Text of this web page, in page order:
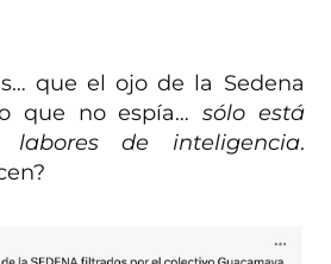
que el ojo de la Sedena
que no espía… sólo está
labores de inteligencia.